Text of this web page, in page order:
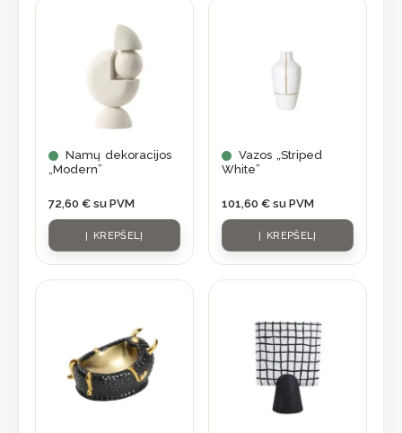
Namų dekoracijos
„Modern”
72,60 € su PVM
Į KREPŠELĮ
Vazos „Striped
White”
101,60 € su PVM
Į KREPŠELĮ